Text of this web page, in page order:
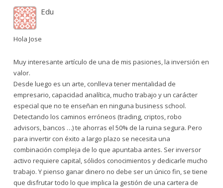
Edu
Hola Jose
Muy interesante artículo de una de mis pasiones, la inversión en
valor.
Desde luego es un arte, conlleva tener mentalidad de
empresario, capacidad analítica, mucho trabajo y un carácter
especial que no te enseñan en ninguna business school.
Detectando los caminos erróneos (trading, criptos, robo
advisors, bancos …) te ahorras el 50% de la ruina segura. Pero
para invertir con éxito a largo plazo se necesita una
combinación compleja de lo que apuntaba antes. Ser inversor
activo requiere capital, sólidos conocimientos y dedicarle mucho
trabajo. Y pienso ganar dinero no debe ser un único fin, se tiene
que disfrutar todo lo que implica la gestión de una cartera de